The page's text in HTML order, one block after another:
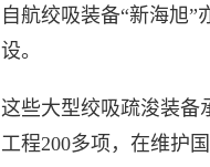
自航绞吸装备“新海旭”
设。
这些大型绞吸疏浚装备
工程200多项，在维护